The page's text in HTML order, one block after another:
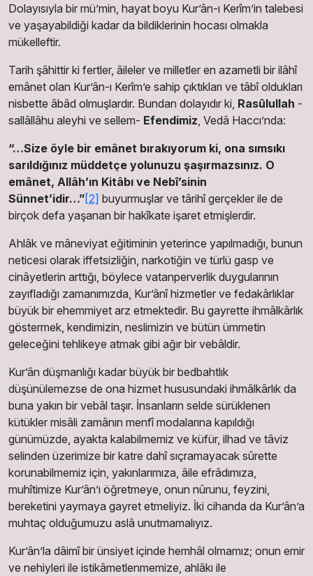
Dolayısıyla bir mü’min, hayat boyu Kur’ân-ı Kerîm’in talebesi
ve yaşayabildiği kadar da bildiklerinin hocası olmakla
mükelleftir.
Tarih şâhittir ki fertler, âileler ve milletler en azametli bir ilâhî
emânet olan Kur’ân-ı Kerîm’e sahip çıktıkları ve tâbî oldukları
nisbette âbâd olmuşlardır. Bundan dolayıdır ki, Rasûlullah -
sallâllâhu aleyhi ve sellem- Efendimiz , Vedâ Haccı’nda:
“…Size öyle bir emânet bırakıyorum ki, ona sımsıkı
sarıldığınız müddetçe yolunuzu şaşırmazsınız. O
emânet, Allâh’ın Kitâbı ve Nebî’sinin
Sünnet’idir…”[2] buyurmuşlar ve târihî gerçekler ile de
birçok defa yaşanan bir hakîkate işaret etmişlerdir.
Ahlâk ve mâneviyat eğitiminin yeterince yapılmadığı, bunun
neticesi olarak iffetsizliğin, narkotiğin ve türlü gasp ve
cinâyetlerin arttığı, böylece vatanperverlik duygularının
zayıfladığı zamanımızda, Kur’ânî hizmetler ve fedakârlıklar
büyük bir ehemmiyet arz etmektedir. Bu gayrette ihmâlkârlık
göstermek, kendimizin, neslimizin ve bütün ümmetin
geleceğini tehlikeye atmak gibi ağır bir vebâldir.
Kur’ân düşmanlığı kadar büyük bir bedbahtlık
düşünülemezse de ona hizmet hususundaki ihmâlkârlık da
buna yakın bir vebâl taşır. İnsanların selde sürüklenen
kütükler misâli zamânın menfî modalarına kapıldığı
günümüzde, ayakta kalabilmemiz ve küfür, ilhad ve tâviz
selinden üzerimize bir katre dahî sıçramayacak sûrette
korunabilmemiz için, yakınlarımıza, âile efrâdımıza,
muhîtimize Kur’ân’ı öğretmeye, onun nûrunu, feyzini,
bereketini yaymaya gayret etmeliyiz. İki cihanda da Kur’ân’a
muhtaç olduğumuzu aslâ unutmamalıyız.
Kur’ân’la dâimî bir ünsiyet içinde hemhâl olmamız; onun emir
ve nehiyleri ile istikâmetlenmemize, ahlâkı ile